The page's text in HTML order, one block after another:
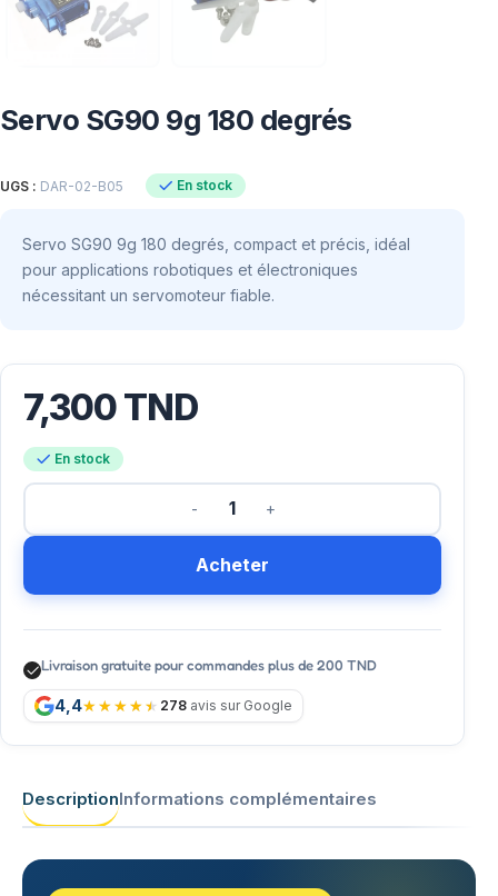
Servo SG90 9g 180 degrés
UGS : DAR-02-B05 En stock
Servo SG90 9g 180 degrés, compact et précis, idéal
pour applications robotiques et électroniques
nécessitant un servomoteur fiable.
7,300TND
En stock
Acheter
Livraison gratuite pour commandes plus de 200 TND
4,4 278 avis sur Google
DescriptionInformations complémentaires